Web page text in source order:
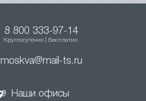
8 800 333-97-14
Круглосуточно | Бесплатно
moskva@mail-ts.ru
Наши офисы